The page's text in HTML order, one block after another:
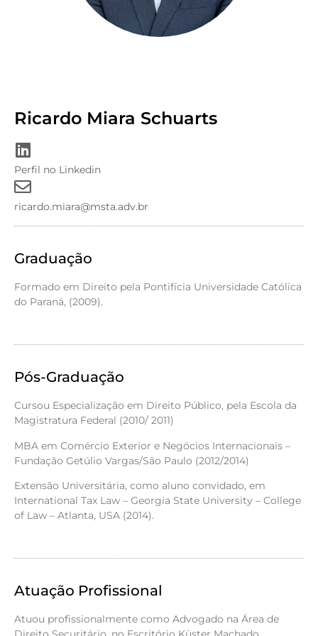
Ricardo Miara Schuarts
Perfil no Linkedin
ricardo.miara@msta.adv.br
Graduação
Formado em Direito pela Pontifícia Universidade Católica
do Paraná, (2009).
Pós-Graduação
Cursou Especialização em Direito Público, pela Escola da
Magistratura Federal (2010/ 2011)
MBA em Comércio Exterior e Negócios Internacionais –
Fundação Getúlio Vargas/São Paulo (2012/2014)
Extensão Universitária, como aluno convidado, em
International Tax Law – Georgia State University – College
of Law – Atlanta, USA (2014).
Atuação Profissional
Atuou profissionalmente como Advogado na Área de